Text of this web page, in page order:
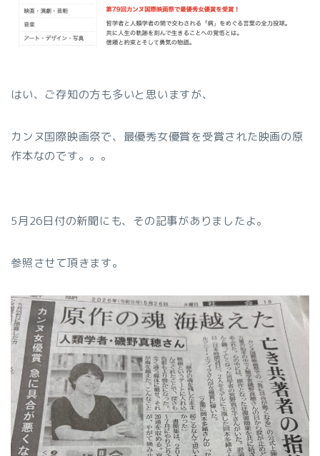
はい、ご存知の方も多いと思いますが、
カンヌ国際映画祭で、最優秀女優賞を受賞された映画の原
作本なのです。。。
5月26日付の新聞にも、その記事がありましたよ。
参照させて頂きます。